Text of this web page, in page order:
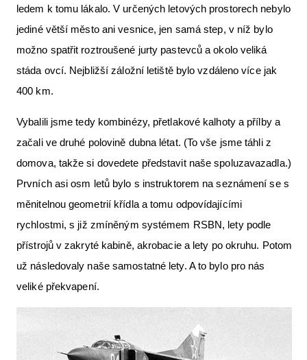
ledem k tomu lákalo. V určených letových prostorech nebylo
jediné větší město ani vesnice, jen samá step, v níž bylo
možno spatřit roztroušené jurty pastevců a okolo veliká
stáda ovcí. Nejbližší záložní letiště bylo vzdáleno více jak
400 km.
Vybalili jsme tedy kombinézy, přetlakové kalhoty a přílby a
začali ve druhé polovině dubna létat. (To vše jsme táhli z
domova, takže si dovedete představit naše spoluzavazadla.)
Prvních asi osm letů bylo s instruktorem na seznámení se s
měnitelnou geometrií křídla a tomu odpovídajícími
rychlostmi, s již zmíněným systémem RSBN, lety podle
přístrojů v zakryté kabině, akrobacie a lety po okruhu. Potom
už následovaly naše samostatné lety. A to bylo pro nás
veliké překvapení.